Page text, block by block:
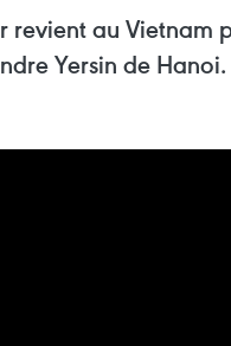
au
Yersin de Hanoi.